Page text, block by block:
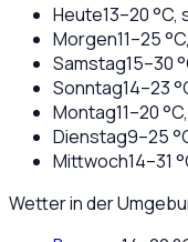
Heute13–20°C,
Morgen11–25°C,
Samstag15–30
Sonntag14–23
Montag11–20°C,
Dienstag9–25
Mittwoch14–31
Wetter in der